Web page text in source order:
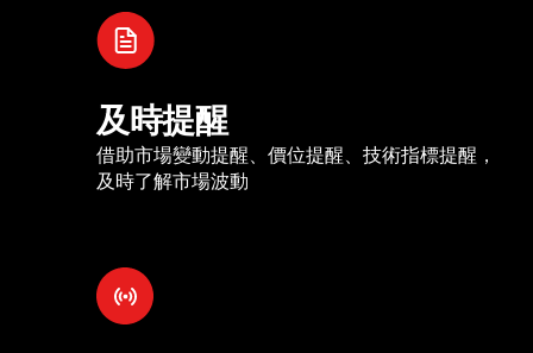
及時提醒
借助市場變動提醒、價位提醒、技術指標提醒，
及時了解市場波動